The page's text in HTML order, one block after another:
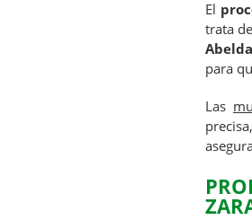
El
trata
para
Las